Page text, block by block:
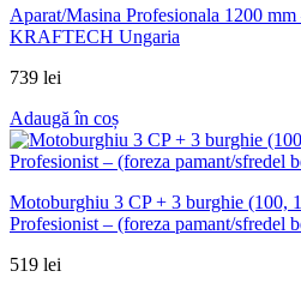
Aparat/Masina Profesionala 1200
KRAFTECH Ungaria
739 lei
Adaugă în coș
Motoburghiu 3 CP + 3 burghie (100,
Profesionist – (foreza pamant/sfredel
519 lei